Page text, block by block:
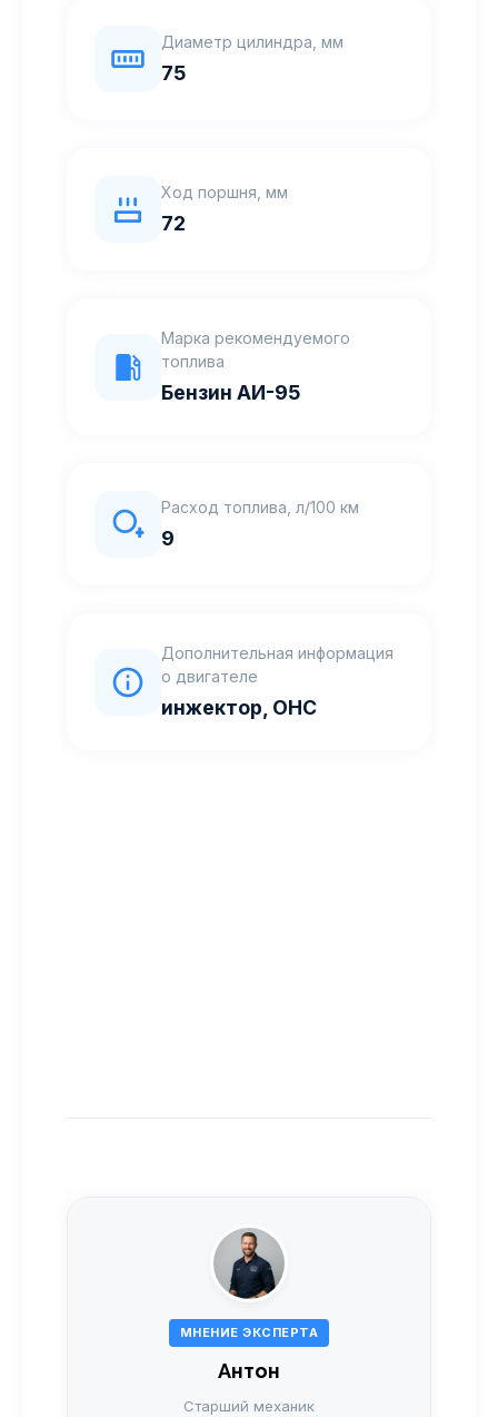
Диаметр цилиндра, мм
75
Ход поршня, мм
72
Марка рекомендуемого
топлива
Бензин АИ-95
Расход топлива, л/100 км
9
Дополнительная информация
о двигателе
инжектор, OHC
МНЕНИЕ ЭКСПЕРТА
Антон
Старший механик